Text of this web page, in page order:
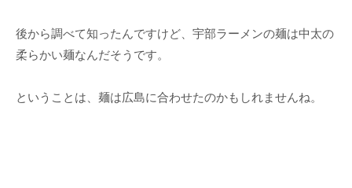
後から調べて知ったんですけど、宇部ラーメンの麺は中太の
柔らかい麺なんだそうです。
ということは、麺は広島に合わせたのかもしれませんね。